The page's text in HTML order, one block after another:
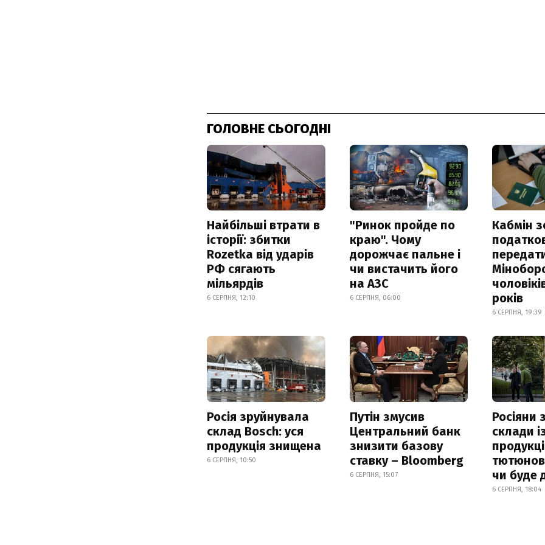
ГОЛОВНЕ СЬОГОДНІ
Найбільші втрати в
історії: збитки
Rozetka від ударів
РФ сягають
мільярдів
6 СЕРПНЯ, 12:10
"Ринок пройде по
краю". Чому
дорожчає пальне і
чи вистачить його
на АЗС
6 СЕРПНЯ, 06:00
Кабмін
років
6 СЕРПНЯ, 19:39
Росія зруйнувала
склад Bosch: уся
продукція знищена
6 СЕРПНЯ, 10:50
Путін змусив
Центральний банк
знизити базову
ставку – Bloomberg
6 СЕРПНЯ, 15:07
Росіяни
склади
чи буде
6 СЕРПНЯ, 18:04